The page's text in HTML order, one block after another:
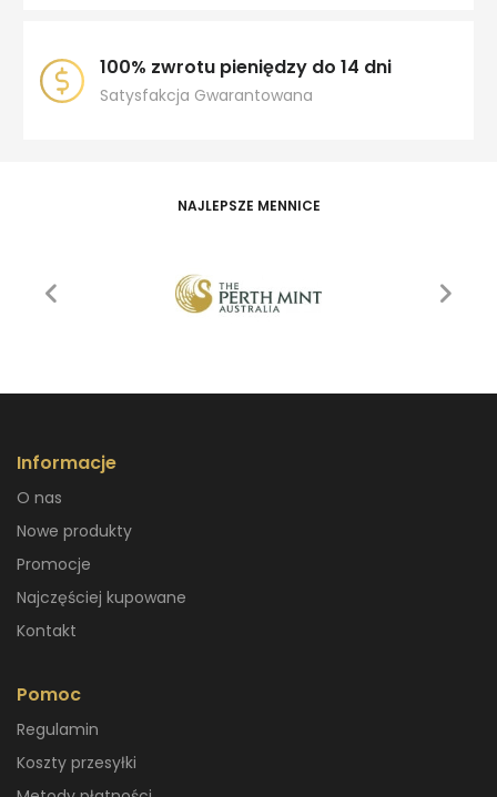
100% zwrotu pieniędzy do 14 dni
Satysfakcja Gwarantowana
NAJLEPSZE MENNICE
Informacje
O nas
Nowe produkty
Promocje
Najczęściej kupowane
Kontakt
Pomoc
Regulamin
Koszty przesyłki